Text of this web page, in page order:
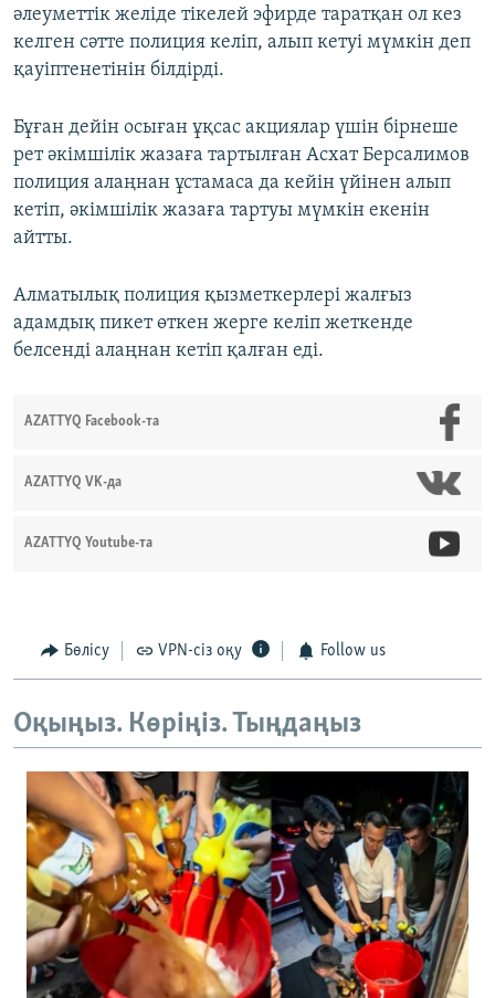
әлеуметтік желіде тікелей эфирде таратқан ол кез
келген сәтте полиция келіп, алып кетуі мүмкін деп
қауіптенетінін білдірді.
Бұған дейін осыған ұқсас акциялар үшін бірнеше
рет әкімшілік жазаға тартылған Асхат Берсалимов
полиция алаңнан ұстамаса да кейін үйінен алып
кетіп, әкімшілік жазаға тартуы мүмкін екенін
айтты.
Алматылық полиция қызметкерлері жалғыз
адамдық пикет өткен жерге келіп жеткенде
белсенді алаңнан кетіп қалған еді.
AZATTYQ Facebook-та
AZATTYQ VK-да
AZATTYQ Youtube-та
Бөлісу VPN-сіз оқу Follow us
Оқыңыз. Көріңіз. Тыңдаңыз